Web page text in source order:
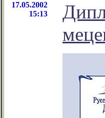
17.05.2002
15:13